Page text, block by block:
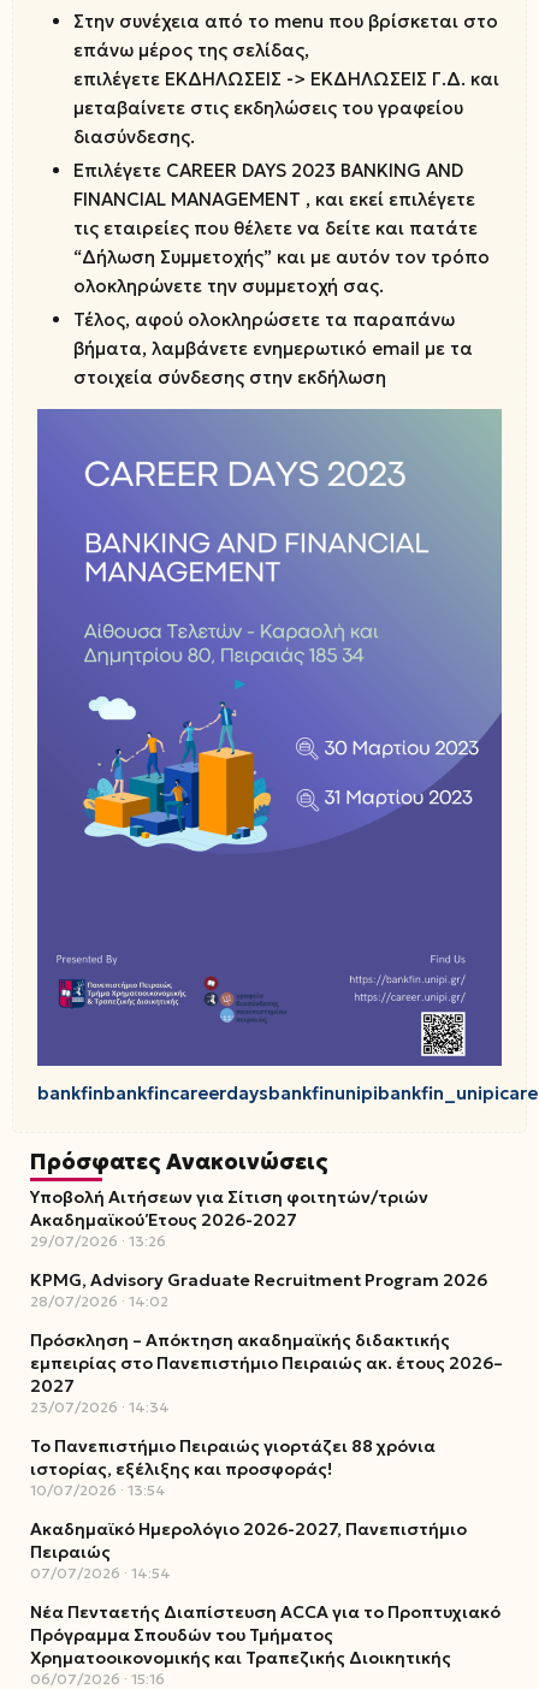
Στην συνέχεια από το menu που βρίσκεται στο
επάνω μέρος της σελίδας,
επιλέγετε ΕΚΔΗΛΩΣΕΙΣ -> ΕΚΔΗΛΩΣΕΙΣ Γ.Δ. και
μεταβαίνετε στις εκδηλώσεις του γραφείου
διασύνδεσης.
Eπιλέγετε CAREER DAYS 2023 BANKING AND
FINANCIAL MANAGEMENT , και εκεί επιλέγετε
τις εταιρείες που θέλετε να δείτε και πατάτε
“Δήλωση Συμμετοχής” και με αυτόν τον τρόπο
ολοκληρώνετε την συμμετοχή σας.
Τέλος, αφού ολοκληρώσετε τα παραπάνω
βήματα, λαμβάνετε ενημερωτικό email με τα
στοιχεία σύνδεσης στην εκδήλωση
bankfinbankfincareerdaysbankfinunipibankfin_unipi
Πρόσφατες Ανακοινώσεις
Υποβολή Αιτήσεων για Σίτιση φοιτητών/τριών
Ακαδημαϊκού Έτους 2026-2027
29/07/2026 13:26
KPMG, Advisory Graduate Recruitment Program 2026
28/07/2026 14:02
Πρόσκληση – Απόκτηση ακαδημαϊκής διδακτικής
εμπειρίας στο Πανεπιστήμιο Πειραιώς ακ. έτους 2026–
2027
23/07/2026 14:34
Το Πανεπιστήμιο Πειραιώς γιορτάζει 88 χρόνια
ιστορίας, εξέλιξης και προσφοράς!
10/07/2026 13:54
Ακαδημαϊκό Ημερολόγιο 2026-2027, Πανεπιστήμιο
Πειραιώς
07/07/2026 14:54
Νέα Πενταετής Διαπίστευση ACCA για το Προπτυχιακό
Πρόγραμμα Σπουδών του Τμήματος
Χρηματοοικονομικής και Τραπεζικής Διοικητικής
06/07/2026 15:16